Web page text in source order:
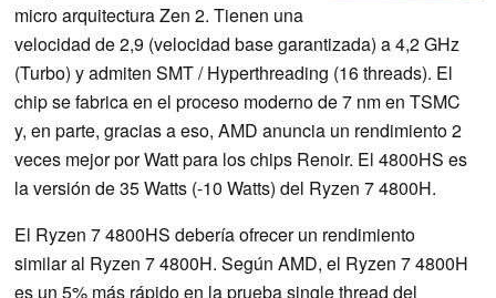
micro arquitectura Zen 2. Tienen una
velocidad de 2,9 (velocidad base garantizada) a 4,2 GHz
(Turbo) y admiten SMT / Hyperthreading (16 threads). El
chip se fabrica en el proceso moderno de 7 nm en TSMC
y, en parte, gracias a eso, AMD anuncia un rendimiento 2
veces mejor por Watt para los chips Renoir. El 4800HS es
la versión de 35 Watts (-10 Watts) del Ryzen 7 4800H.
El Ryzen 7 4800HS debería ofrecer un rendimiento
similar al Ryzen 7 4800H. Según AMD, el Ryzen 7 4800H
es un 5% más rápido en la prueba single thread del